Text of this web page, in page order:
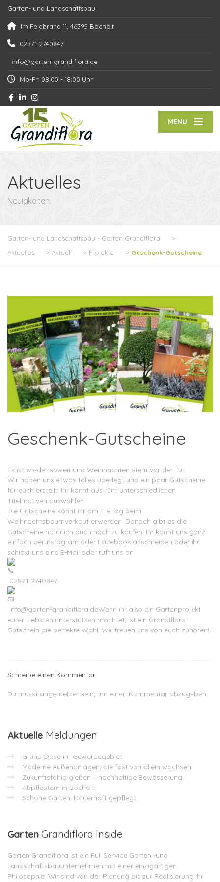
Garten- und Landschaftsbau
Im Feldbrand 11, 46395 Bocholt
02871-2740847
info@garten-grandiflora.de
Mo-Fr: 08:00 - 18:00 Uhr
MENU
Aktuelles
Neuigkeiten
Garten- und Landschaftsbau - Garten Grandiflora
>
Aktuelles
> Aktuell > Projekte > Geschenk-Gutscheine
Geschenk-Gutscheine
Es ist wieder soweit und Weihnachten steht vor der Tür.
Wir haben uns etwas tolles überlegt und ein paar Gutscheine
für euch erstellt. Ihr könnt aus fünf unterschiedlichen
Titelmotiven auswählen.
Die Gutscheine könnt ihr am Freitag beim
Weihnachtsbaumverkauf erwerben. Danach gibt es die
Gutscheine natürlich auch noch zu kaufen. Ihr könnt uns ganz
einfach bei Instagram oder Facebook anschreiben oder ihr
schickt uns eine E-Mail oder ruft uns an.
02871-2740847
info@garten-grandiflora.deWenn ihr also ein Gartenprojekt
eurer Liebsten unterstützen möchtet, ist ein Grandiflora-
Gutschein die perfekte Wahl. Wir freuen uns von euch zuhören!
Schreibe einen Kommentar
Du musst angemeldet sein, um einen Kommentar abzugeben.
Aktuelle Meldungen
Grüne Oase im Gewerbegebiet
Moderne Außenanlagen, die fast von allein wachsen
Zukunftsfähig gießen – nachhaltige Bewässerung
Abpflastern in Bocholt:
Schöne Gärten. Dauerhaft gepflegt.
Garten Grandiflora Inside
Garten Grandiflora ist ein Full Service Garten -und
Landschaftsbauunternehmen mit einer einzigartigen
Philosophie. Wir sind von der Planung bis zur Realisierung Ihr